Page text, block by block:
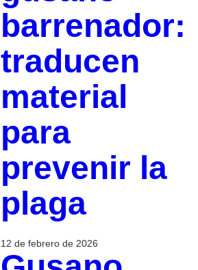
barrenador:
traducen
material
para
prevenir la
plaga
12 de febrero de 2026